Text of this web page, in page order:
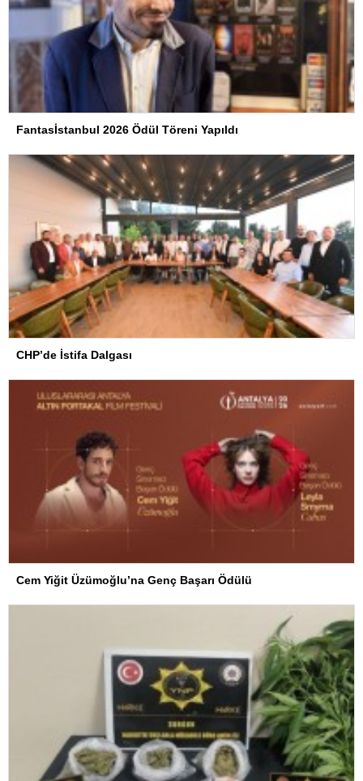
Fantasİstanbul 2026 Ödül Töreni Yapıldı
CHP’de İstifa Dalgası
Cem Yiğit Üzümoğlu’na Genç Başarı Ödülü